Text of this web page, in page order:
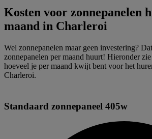
Kosten voor zonnepanelen
maand in Charleroi
Wel zonnepanelen maar geen investering?
zonnepanelen per maand huurt! Hieronder
hoeveel je per maand kwijt bent voor het
Charleroi.
Standaard zonnepaneel 405w